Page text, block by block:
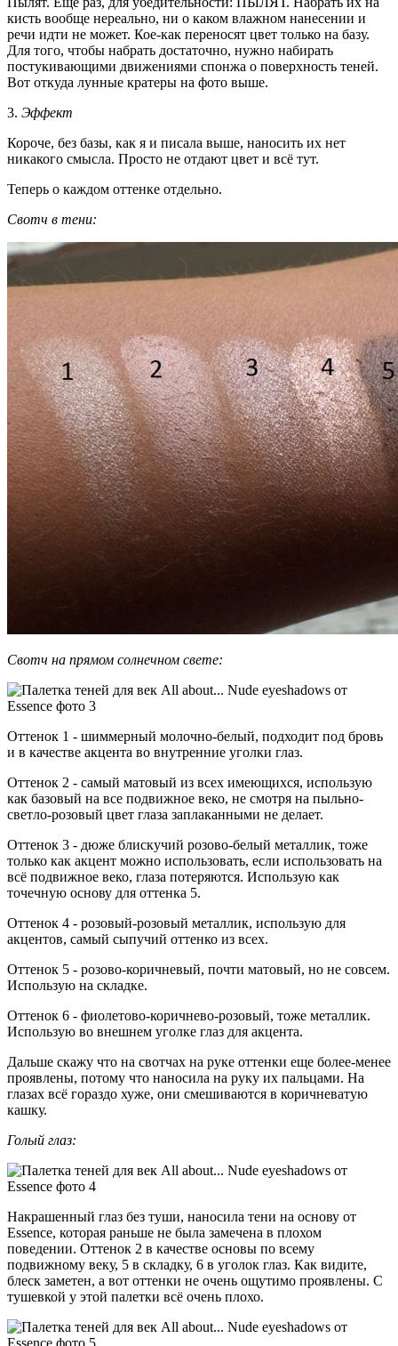
кисть вообще нереально, ни о каком влажном нанесении и
речи идти не может. Кое-как переносят цвет только на базу.
Для того, чтобы набрать достаточно, нужно набирать
постукивающими движениями спонжа о поверхность теней.
Вот откуда лунные кратеры на фото выше.
3. Эффект
Короче, без базы, как я и писала выше, наносить их нет
никакого смысла. Просто не отдают цвет и всё тут.
Теперь о каждом оттенке отдельно.
Свотч в тени:
Свотч на прямом солнечном свете:
Оттенок 1 - шиммерный молочно-белый, подходит под бровь
и в качестве акцента во внутренние уголки глаз.
Оттенок 2 - самый матовый из всех имеющихся, использую
как базовый на все подвижное веко, не смотря на пыльно-
светло-розовый цвет глаза заплаканными не делает.
Оттенок 3 - дюже блискучий розово-белый металлик, тоже
только как акцент можно использовать, если использовать на
всё подвижное веко, глаза потеряются. Использую как
точечную основу для оттенка 5.
Оттенок 4 - розовый-розовый металлик, использую для
акцентов, самый сыпучий оттенко из всех.
Оттенок 5 - розово-коричневый, почти матовый, но не совсем.
Использую на складке.
Оттенок 6 - фиолетово-коричнево-розовый, тоже металлик.
Использую во внешнем уголке глаз для акцента.
Дальше скажу что на свотчах на руке оттенки еще более-менее
проявлены, потому что наносила на руку их пальцами. На
глазах всё гораздо хуже, они смешиваются в коричневатую
кашку.
Голый глаз:
Накрашенный глаз без туши, наносила тени на основу от
Essence, которая раньше не была замечена в плохом
поведении. Оттенок 2 в качестве основы по всему
подвижному веку, 5 в складку, 6 в уголок глаз. Как видите,
блеск заметен, а вот оттенки не очень ощутимо проявлены. С
тушевкой у этой палетки всё очень плохо.